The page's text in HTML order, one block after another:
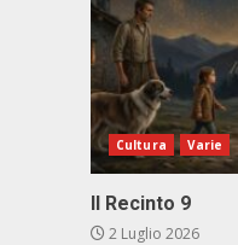
Cultura Varie
Il Recinto 9
2 Luglio 2026